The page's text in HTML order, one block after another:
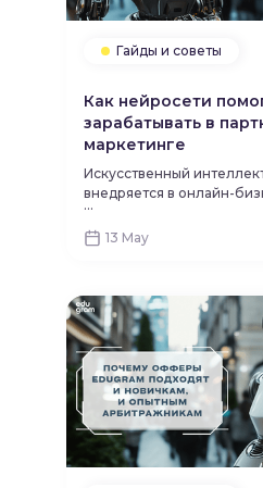
Гайды и советы
Как нейросети
зарабатывать в
маркетинге
Искусственный
внедряется в онлайн-
маркетинг — не
партнёрского
только создавать контент,
...
13 May